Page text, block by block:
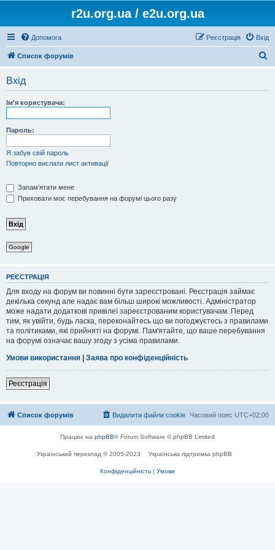
r2u.org.ua / e2u.org.ua
Допомога Вхід
Реєстрація
Список форумів
Вхід
Ім'я користувача:
Пароль:
Я забув свій пароль
Повторно вислати лист активації
Запам'ятати мене
Приховати моє перебування на форумі цього разу
Google
РЕЄСТРАЦІЯ
Для входу на форум ви повинні бути зареєстровані. Реєстрація займає
декілька секунд але надає вам більш широкі можливості. Адміністратор
може надати додаткові привілеї зареєстрованим користувачам. Перед
тим, як увійти, будь ласка, переконайтесь що ви погоджуєтесь з правилами
та політиками, які прийняті на форумі. Пам'ятайте, що ваше перебування
на форумі означає вашу згоду з усіма правилами.
Умови використання | Заява про конфіденційність
Реєстрація
Список форумів Часовий пояс UTC+02:00
Видалити файли cookie
Працює на phpBB® Forum Software © phpBB Limited
Український переклад © 2005-2023 Українська підтримка phpBB
Конфіденційність | Умови